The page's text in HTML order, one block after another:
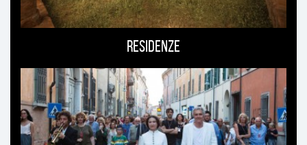
Residenze